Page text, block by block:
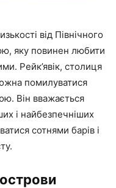
від Північного
яку повинен любити
Рейк’явік, столиця
помилуватися
Він вважається
і найбезпечніших
сотнями барів і